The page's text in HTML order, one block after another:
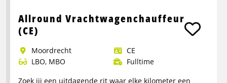
info
over
Medewerker
Zandwinning
Allround Vrachtwagenchauffeur
(CE)
Moordrecht
CE
LBO, MBO
Fulltime
Zoek jij een uitdagende rit waar elke kilometer een